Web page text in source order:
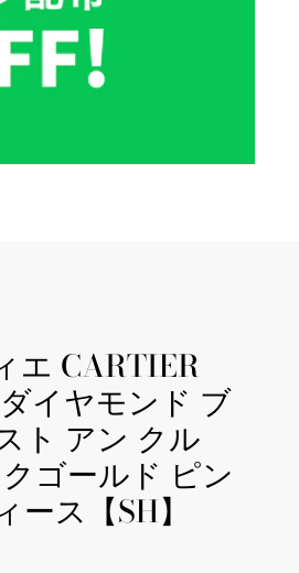
エ CARTIER
イヤモンド ブ
ト アン クル
ゴールド ピン
ス【SH】